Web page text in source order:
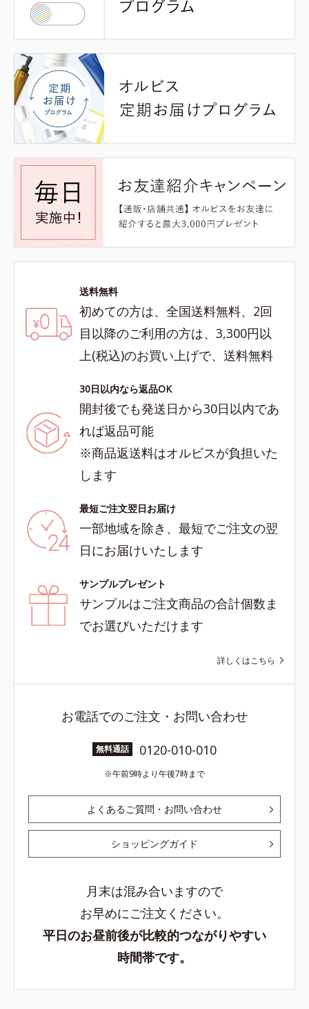
送料無料
初めての方は、全国送料無料、2回
目以降のご利用の方は、3,300円以
上(税込)のお買い上げで、送料無料
30日以内なら返品OK
開封後でも発送日から30日以内であ
れば返品可能
※商品返送料はオルビスが負担いた
します
最短ご注文翌日お届け
一部地域を除き、最短でご注文の翌
日にお届けいたします
サンプルプレゼント
サンプルはご注文商品の合計個数ま
でお選びいただけます
詳しくはこちら
お電話でのご注文・お問い合わせ
無料通話 0120-010-010
午前9時より午後7時まで
よくあるご質問・お問い合わせ
ショッピングガイド
月末は混み合いますので
お早めにご注文ください。
平日のお昼前後が比較的つながりやすい
時間帯です。